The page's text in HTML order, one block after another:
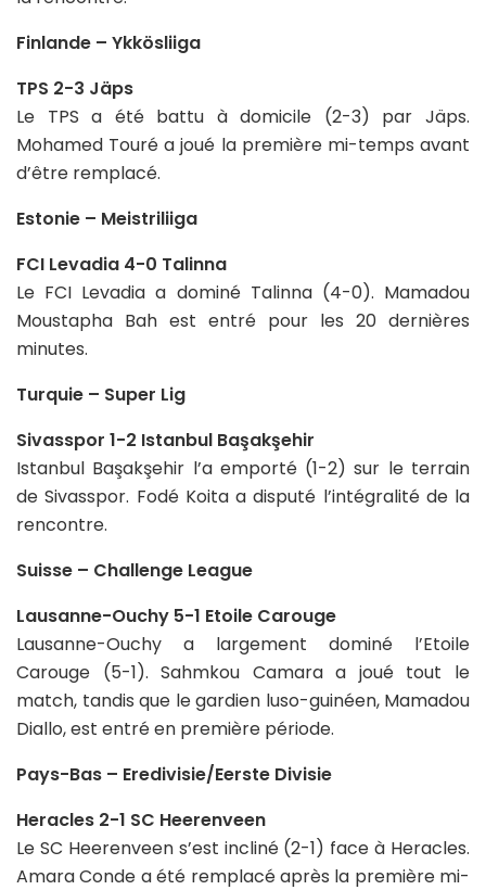
Finlande – Ykkösliiga
TPS 2-3 Jäps
Le TPS a été battu à domicile (2-3) par Jäps.
Mohamed Touré a joué la première mi-temps avant
d’être remplacé.
Estonie – Meistriliiga
FCI Levadia 4-0 Talinna
Le FCI Levadia a dominé Talinna (4-0). Mamadou
Moustapha Bah est entré pour les 20 dernières
minutes.
Turquie – Super Lig
Sivasspor 1-2 Istanbul Başakşehir
Istanbul Başakşehir l’a emporté (1-2) sur le terrain
de Sivasspor. Fodé Koita a disputé l’intégralité de la
rencontre.
Suisse – Challenge League
Lausanne-Ouchy 5-1 Etoile Carouge
Lausanne-Ouchy a largement dominé l’Etoile
Carouge (5-1). Sahmkou Camara a joué tout le
match, tandis que le gardien luso-guinéen, Mamadou
Diallo, est entré en première période.
Pays-Bas – Eredivisie/Eerste Divisie
Heracles 2-1 SC Heerenveen
Le SC Heerenveen s’est incliné (2-1) face à Heracles.
Amara Conde a été remplacé après la première mi-